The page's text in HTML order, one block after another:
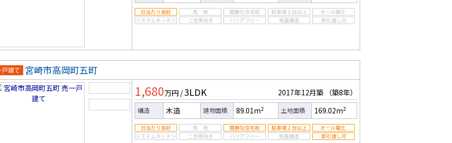
戸建
宮崎市高岡町五町
1,680万円 / 3LDK 2017年12月築 （築8年）
構造 木造 建物面積 89.01m2 土地面積 169.02m2